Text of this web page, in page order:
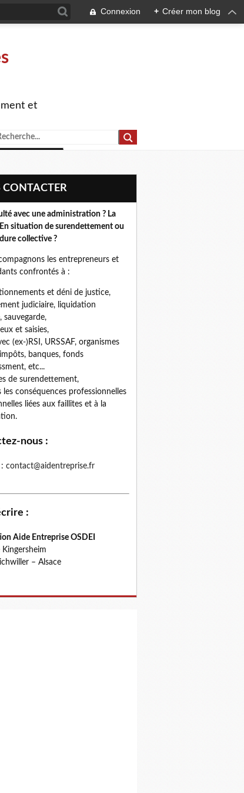
Connexion + Créer mon blog
et
CONTACTER
avec une administration ? La
situation de surendettement ou
collective ?
les entrepreneurs et
confrontés à :
et déni de justice,
judiciaire, liquidation
sauvegarde,
et saisies,
(ex-)RSI, URSSAF, organismes
banques, fonds
etc...
de surendettement,
les conséquences professionnelles
liées aux faillites et à la
nous :
: contact@aidentreprise.fr
:
Aide Entreprise OSDEI
– Alsace